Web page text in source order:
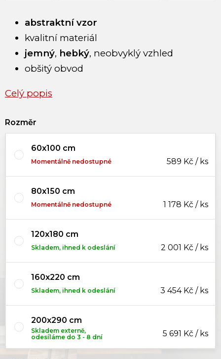
abstraktní vzor
kvalitní materiál
jemný, hebký, neobvyklý vzhled
obšitý obvod
Celý popis
Rozměr
60x100 cm
Momentálně nedostupné 589 Kč / ks
80x150 cm
Momentálně nedostupné 1 178 Kč / ks
120x180 cm
Skladem, ihned k odeslání 2 001 Kč / ks
160x220 cm
Skladem, ihned k odeslání 3 454 Kč / ks
200x290 cm
Skladem externě,
odesíláme do 3 - 8 dní
5 691 Kč / ks